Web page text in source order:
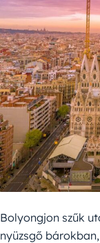
Bolyongjon szűk
nyüzsgő